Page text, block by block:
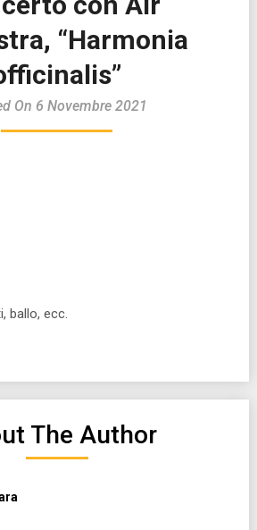
“Harmonia
On 6 Novembre 2021
ballo, ecc.
The Author